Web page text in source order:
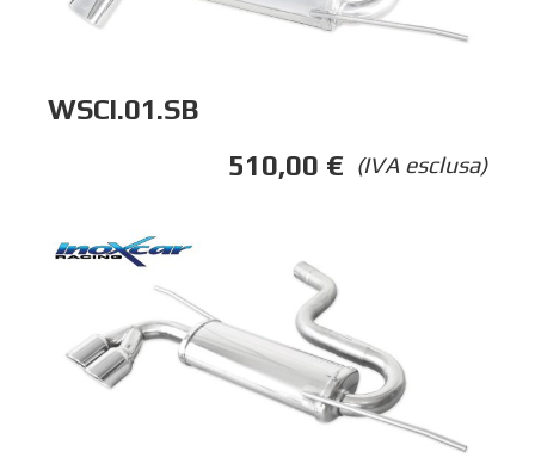
WSCI.01.SB
(IVA esclusa)
510,00 €